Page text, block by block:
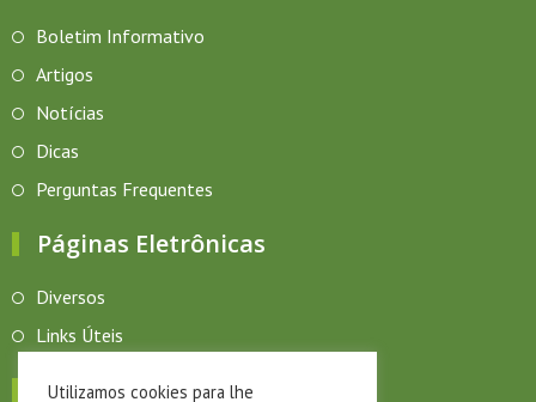
Boletim Informativo
Artigos
Notícias
Dicas
Perguntas Frequentes
Páginas Eletrônicas
Diversos
Links Úteis
Eventos
Utilizamos cookies para lhe